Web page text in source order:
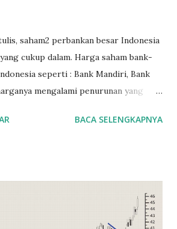
saham2 perbankan besar Indonesia
cukup dalam. Harga saham bank-
seperti : Bank Mandiri, Bank
mengalami penurunan yang
di Indonesia dari segi kapitalisasi,
BUMN langsung disetorkan ke kas
BACA SELENGKAPNYA